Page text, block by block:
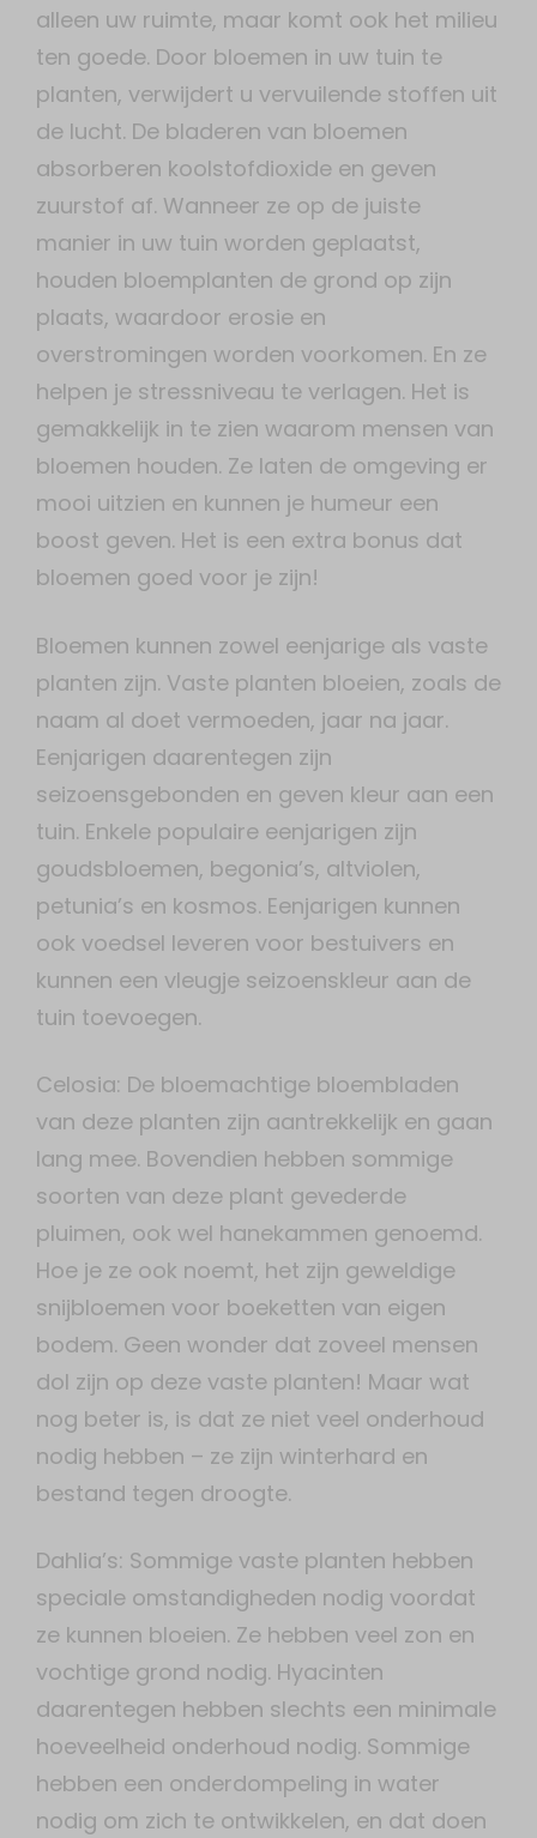
alleen uw ruimte, maar komt ook het milieu
ten goede. Door bloemen in uw tuin te
planten, verwijdert u vervuilende stoffen uit
de lucht. De bladeren van bloemen
absorberen koolstofdioxide en geven
zuurstof af. Wanneer ze op de juiste
manier in uw tuin worden geplaatst,
houden bloemplanten de grond op zijn
plaats, waardoor erosie en
overstromingen worden voorkomen. En ze
helpen je stressniveau te verlagen. Het is
gemakkelijk in te zien waarom mensen van
bloemen houden. Ze laten de omgeving er
mooi uitzien en kunnen je humeur een
boost geven. Het is een extra bonus dat
bloemen goed voor je zijn!
Bloemen kunnen zowel eenjarige als vaste
planten zijn. Vaste planten bloeien, zoals de
naam al doet vermoeden, jaar na jaar.
Eenjarigen daarentegen zijn
seizoensgebonden en geven kleur aan een
tuin. Enkele populaire eenjarigen zijn
goudsbloemen, begonia’s, altviolen,
petunia’s en kosmos. Eenjarigen kunnen
ook voedsel leveren voor bestuivers en
kunnen een vleugje seizoenskleur aan de
tuin toevoegen.
Celosia: De bloemachtige bloembladen
van deze planten zijn aantrekkelijk en gaan
lang mee. Bovendien hebben sommige
soorten van deze plant gevederde
pluimen, ook wel hanekammen genoemd.
Hoe je ze ook noemt, het zijn geweldige
snijbloemen voor boeketten van eigen
bodem. Geen wonder dat zoveel mensen
dol zijn op deze vaste planten! Maar wat
nog beter is, is dat ze niet veel onderhoud
nodig hebben – ze zijn winterhard en
bestand tegen droogte.
Dahlia’s: Sommige vaste planten hebben
speciale omstandigheden nodig voordat
ze kunnen bloeien. Ze hebben veel zon en
vochtige grond nodig. Hyacinten
daarentegen hebben slechts een minimale
hoeveelheid onderhoud nodig. Sommige
hebben een onderdompeling in water
nodig om zich te ontwikkelen, en dat doen